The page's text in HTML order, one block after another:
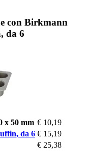
con Birkmann
da 6
x 50 mm € 10,19
da 6 € 15,19
€ 25,38